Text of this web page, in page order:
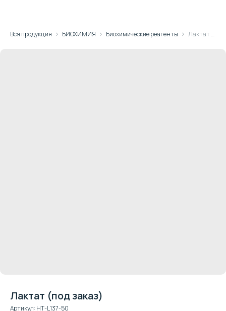
Вся продукция БИОХИМИЯ Биохимические реагенты Лактат (под заказ)
Лактат (под заказ)
Артикул:HT-L137-50